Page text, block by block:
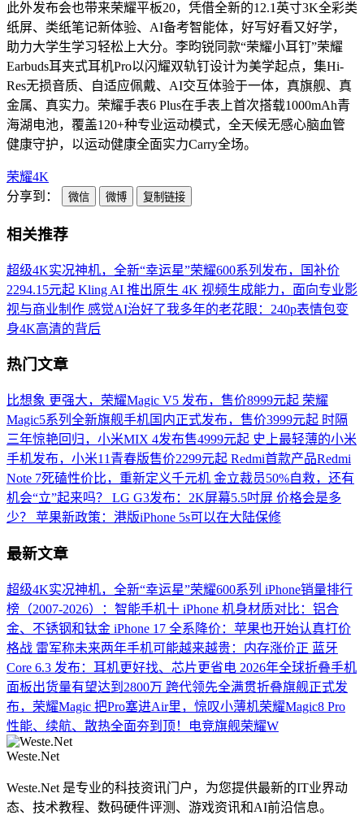
此外发布会也带来荣耀平板20，凭借全新的12.1英寸3K全彩类
纸屏、类纸笔记新体验、AI备考智能体，好写好看又好学，
助力大学生学习轻松上大分。李昀锐同款“荣耀小耳钉”荣耀
Earbuds耳夹式耳机Pro以闪耀双轨钉设计为美学起点，集Hi-
Res无损音质、自适应佩戴、AI交互体验于一体，真旗舰、真
金属、真实力。荣耀手表6 Plus在手表上首次搭载1000mAh青
海湖电池，覆盖120+种专业运动模式，全天候无感心脑血管
健康守护，以运动健康全面实力Carry全场。
荣耀4K
分享到：
微信 微博 复制链接
相关推荐
超级4K实况神机，全新“幸运星”荣耀600系列发布，国补价
2294.15元起 Kling AI 推出原生 4K 视频生成能力，面向专业影
视与商业制作 感觉AI治好了我多年的老花眼：240p表情包变
身4K高清的背后
热门文章
比想象 更强大，荣耀Magic V5 发布，售价8999元起 荣耀
Magic5系列全新旗舰手机国内正式发布，售价3999元起 时隔
三年惊艳回归，小米MIX 4发布售4999元起 史上最轻薄的小米
手机发布，小米11青春版售价2299元起 Redmi首款产品Redmi
Note 7死磕性价比，重新定义千元机 金立裁员50%自救，还有
机会“立”起来吗？
LG G3发布：2K屏幕5.5吋屏 价格会是多
少？
苹果新政策：港版iPhone 5s可以在大陆保修
最新文章
超级4K实况神机，全新“幸运星”荣耀600系列 iPhone销量排行
榜（2007-2026）：智能手机十 iPhone 机身材质对比：铝合
金、不锈钢和钛金 iPhone 17 全系降价：苹果也开始认真打价
格战 雷军称未来两年手机可能越来越贵：内存涨价正 蓝牙
Core 6.3 发布：耳机更好找、芯片更省电 2026年全球折叠手机
面板出货量有望达到2800万 跨代领先全满贯折叠旗舰正式发
布，荣耀Magic 把Pro塞进Air里，惊叹小薄机荣耀Magic8 Pro
性能、续航、散热全面夯到顶！电竞旗舰荣耀W
Weste.Net
Weste.Net 是专业的科技资讯门户，为您提供最新的IT业界动
态、技术教程、数码硬件评测、游戏资讯和AI前沿信息。